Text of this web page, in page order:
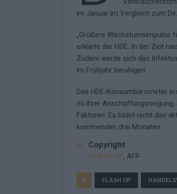
im Januar im Vergleich zum
„Größere Wachstumsimpulse
erklärte der HDE. In der Zeit
Zudem werde sich das
im Frühjahr beruhigen.
Das HDE-Konsumbarometer
zu ihrer Anschaffungsneigung,
Faktoren. Es bildet nicht das
kommenden drei Monaten.
Copyright
FLASH UP, AFP
FLASH UP